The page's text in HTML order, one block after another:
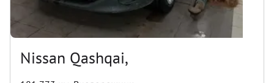
Nissan Qashqai,